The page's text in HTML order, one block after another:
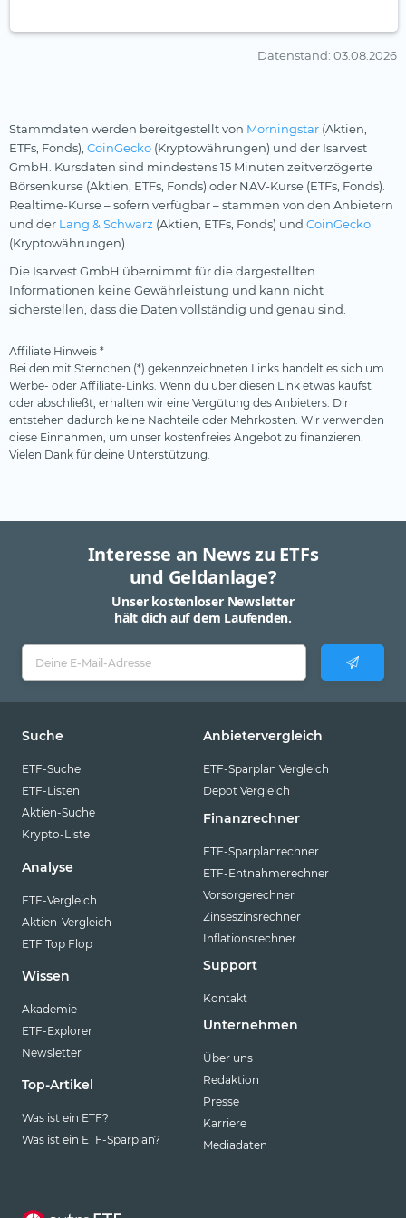
Datenstand: 03.08.2026
Stammdaten werden bereitgestellt von Morningstar (Aktien,
ETFs, Fonds), CoinGecko (Kryptowährungen) und der Isarvest
GmbH. Kursdaten sind mindestens 15 Minuten zeitverzögerte
Börsenkurse (Aktien, ETFs, Fonds) oder NAV-Kurse (ETFs, Fonds).
Realtime-Kurse – sofern verfügbar – stammen von den Anbietern
und der Lang & Schwarz (Aktien, ETFs, Fonds) und CoinGecko
(Kryptowährungen).
Die Isarvest GmbH übernimmt für die dargestellten
Informationen keine Gewährleistung und kann nicht
sicherstellen, dass die Daten vollständig und genau sind.
Affiliate Hinweis *
Bei den mit Sternchen (*) gekennzeichneten Links handelt es sich um
Werbe- oder Affiliate-Links. Wenn du über diesen Link etwas kaufst
oder abschließt, erhalten wir eine Vergütung des Anbieters. Dir
entstehen dadurch keine Nachteile oder Mehrkosten. Wir verwenden
diese Einnahmen, um unser kostenfreies Angebot zu finanzieren.
Vielen Dank für deine Unterstützung.
Interesse an News zu ETFs
und Geldanlage?
Unser kostenloser Newsletter
hält dich auf dem Laufenden.
Suche
ETF-Suche
ETF-Listen
Aktien-Suche
Krypto-Liste
Analyse
ETF-Vergleich
Aktien-Vergleich
ETF Top Flop
Wissen
Akademie
ETF-Explorer
Newsletter
Top-Artikel
Was ist ein ETF?
Was ist ein ETF-Sparplan?
Anbietervergleich
ETF-Sparplan Vergleich
Depot Vergleich
Finanzrechner
ETF-Sparplanrechner
ETF-Entnahmerechner
Vorsorgerechner
Zinseszinsrechner
Inflationsrechner
Support
Kontakt
Unternehmen
Über uns
Redaktion
Presse
Karriere
Mediadaten